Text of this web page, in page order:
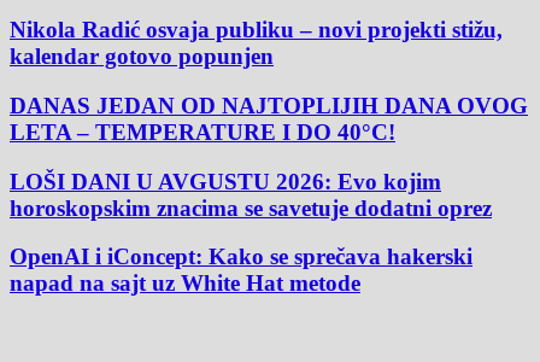
Nikola Radić osvaja publiku – novi projekti stižu,
kalendar gotovo popunjen
DANAS JEDAN OD NAJTOPLIJIH DANA OVOG
LETA – TEMPERATURE I DO 40°C!
LOŠI DANI U AVGUSTU 2026: Evo kojim
horoskopskim znacima se savetuje dodatni oprez
OpenAI i iConcept: Kako se sprečava hakerski
napad na sajt uz White Hat metode